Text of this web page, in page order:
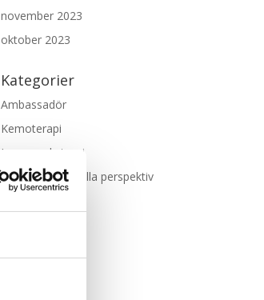
november 2023
oktober 2023
Kategorier
Ambassadör
Kemoterapi
Leva med stomi
Mitt professionella perspektiv
Meta